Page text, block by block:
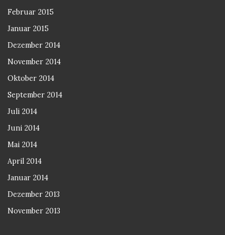
Februar 2015
Januar 2015
Dezember 2014
November 2014
Oktober 2014
September 2014
Juli 2014
Juni 2014
Mai 2014
April 2014
Januar 2014
Dezember 2013
November 2013